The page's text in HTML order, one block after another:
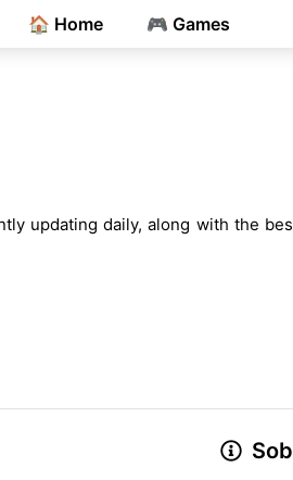
🏠 Home 🎮 Games
updating daily, along with the